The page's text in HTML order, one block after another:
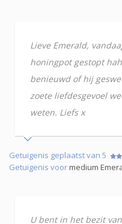
Lieve Emerald,
honingpot gestopt
benieuwd of hij
zoete liefdesgevoel
weten. Liefs x
Getuigenis geplaatst van 5
Getuigenis voormedium
U bent in het bezit